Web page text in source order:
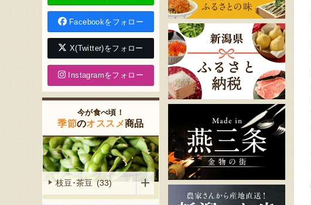
Facebookをフォロー
X(Twitter)をフォロー
Instagramをフォロー
今が食べ頃！
季節のオススメ商品
枝豆･茶豆 (33)